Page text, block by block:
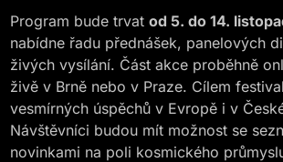
Program bude trvatod 5. do 14.
nabídne řadu přednášek, panelových
živých vysílání. Část akce proběhně
živě v Brně nebo v Praze. Cílem
vesmírných úspěchů v Evropě i v
Návštěvníci budou mít možnost se
novinkami na poli kosmického